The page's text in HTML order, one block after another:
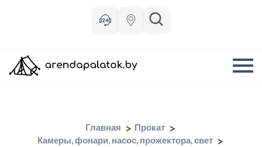
Главная
Прокат
Камеры, фoнари, насос, прожектора, свет